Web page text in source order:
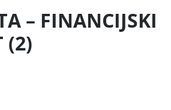
– FINANCIJSKI
(2)